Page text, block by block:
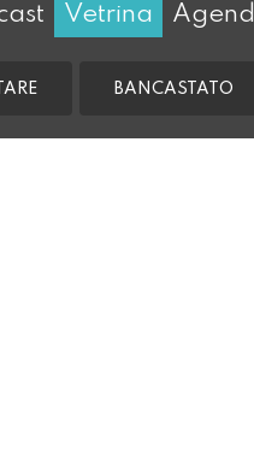
Vetrina
BANCASTATO